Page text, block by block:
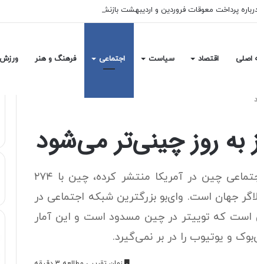
اصلی اقتصاد سیاست اجتماعی فرهنگ و هنر ورزش
به روز چینی‌تر می‌شود
بر پایه‌ گزارشی که به تازگی آکادمی علوم اجتماعی چین در آمریکا منتشر کرده، چین با ۲۷۴
جهان است. وای‌بو بزرگترین شبکه‌ اجتماعی در
است که توییتر در چین مسدود است و این آمار
و یوتیوب را در بر نمی‌گیرد.